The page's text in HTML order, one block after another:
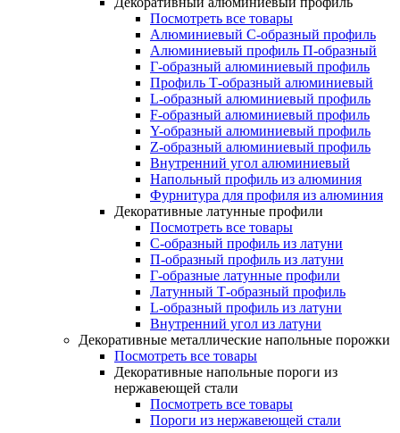
Посмотреть все товары
Алюминиевый С-образный профиль
Алюминиевый профиль П-образный
Г-образный алюминиевый профиль
Профиль Т-образный алюминиевый
L-образный алюминиевый профиль
F-образный алюминиевый профиль
Y-образный алюминиевый профиль
Z-образный алюминиевый профиль
Внутренний угол алюминиевый
Напольный профиль из алюминия
Фурнитура для профиля из алюминия
Декоративные латунные профили
Посмотреть все товары
C-образный профиль из латуни
П-образный профиль из латуни
Г-образные латунные профили
Латунный Т-образный профиль
L-образный профиль из латуни
Внутренний угол из латуни
Декоративные металлические напольные порожки
Посмотреть все товары
Декоративные напольные пороги из
нержавеющей стали
Посмотреть все товары
Пороги из нержавеющей стали